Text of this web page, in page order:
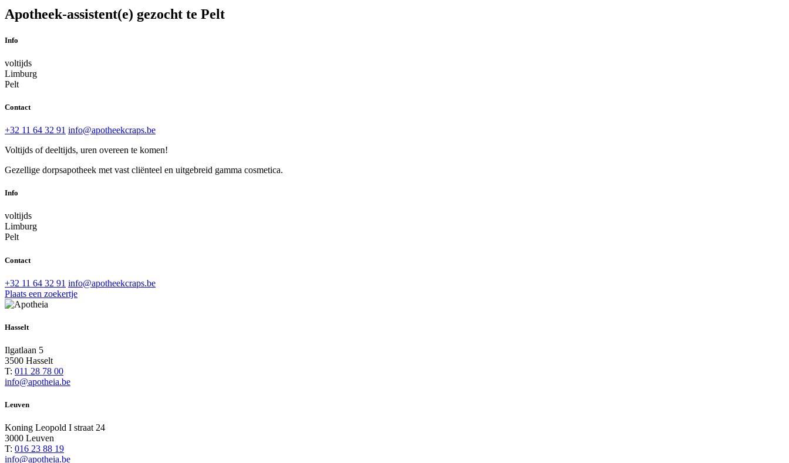
Apotheek-assistent(e) gezocht te Pelt
Info
voltijds
Limburg
Pelt
Contact
+32 11 64 32 91 info@apotheekcraps.be
Voltijds of deeltijds, uren overeen te komen!
Gezellige dorpsapotheek met vast cliënteel en uitgebreid gamma cosmetica.
Info
voltijds
Limburg
Pelt
Contact
+32 11 64 32 91 info@apotheekcraps.be
Plaats een zoekertje
Hasselt
Ilgatlaan 5
3500 Hasselt
T: 011 28 78 00
info@apotheia.be
Leuven
Koning Leopold I straat 24
3000 Leuven
T: 016 23 88 19
info@apotheia.be